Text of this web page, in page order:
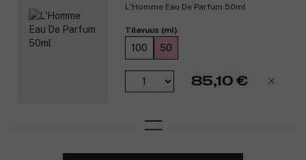
L'Homme Eau De Parfum 50ml
Tilavuus (ml)
100 50
85,10 €